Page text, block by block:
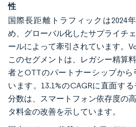
性
国際長距離トラフィックは2024
め、グローバル化したサプライチ
ールによって牽引されています。
このセグメントは、レガシー精算
者とOTTのパートナーシップか
います。13.1%のCAGRに直面す
分数は、スマートフォン依存度の
タ料金の改善を示しています。